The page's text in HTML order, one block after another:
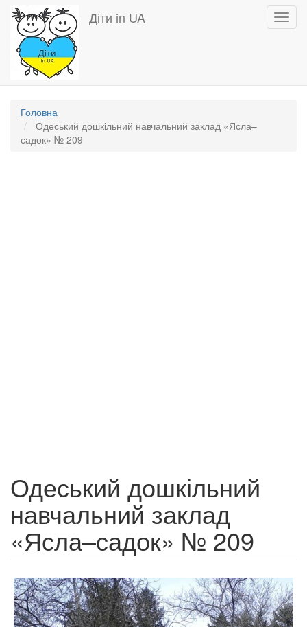
Перейти
основного
вмісту
Діти in UA
Головна
Одеський дошкільний навчальний заклад «Ясла–
садок» № 209
Одеський дошкільний
навчальний заклад
«Ясла–садок» № 209